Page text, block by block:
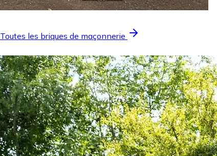
Toutes les briques de maçonnerie